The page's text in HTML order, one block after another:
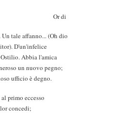
di
tale affanno... (Oh dio
D'un'infelice
Abbia l'amica
un nuovo pegno;
ufficio è degno.
primo eccesso
concedi;